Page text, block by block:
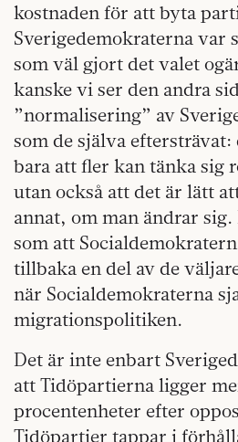
kostnaden för att byta
Sverigedemokraterna var
som väl gjort det valet
kanske vi ser den andra
”normalisering” av
som de själva
bara att fler kan tänka sig
utan också att det är lätt
annat, om man ändrar
som att
tillbaka en del av de
när Socialdemokraterna
migrationspolitiken.
Det är inte enbart
att Tidöpartierna ligger
procentenheter efter
Tidöpartier tappar i